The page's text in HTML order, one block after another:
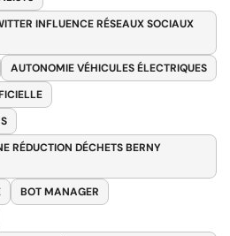
INFLUENCE RÉSEAUX SOCIAUX
AUTONOMIE VÉHICULES ÉLECTRIQUES
RÉDUCTION DÉCHETS BERNY
BOT MANAGER